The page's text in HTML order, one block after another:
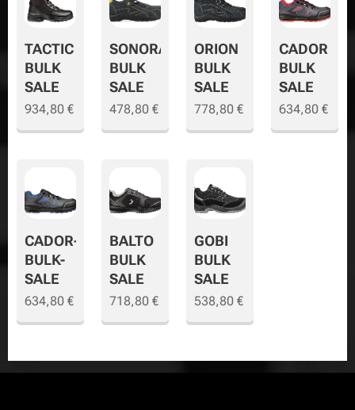
TACTIC
BULK
SALE
934,80 €
SONORA
BULK
SALE
478,80 €
ORION
BULK
SALE
778,80 €
CADOR
BULK
SALE
634,80 €
CADOR-
BULK-
SALE
634,80 €
BALTO
BULK
SALE
718,80 €
GOBI
BULK
SALE
538,80 €